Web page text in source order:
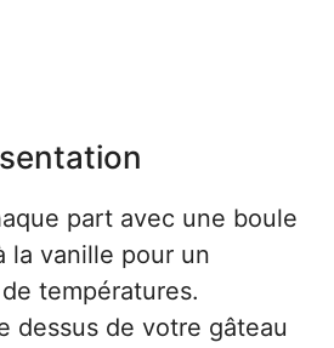
part avec une boule
la vanille pour un
températures.
dessus de votre gâteau